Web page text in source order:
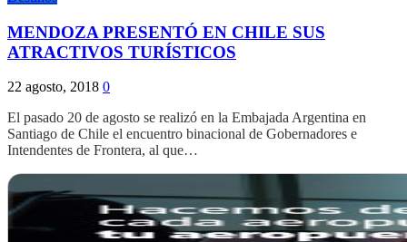
MENDOZA PRESENTÓ EN CHILE SUS
ATRACTIVOS TURÍSTICOS
22 agosto, 2018 0
El pasado 20 de agosto se realizó en la Embajada Argentina en
Santiago de Chile el encuentro binacional de Gobernadores e
Intendentes de Frontera, al que…